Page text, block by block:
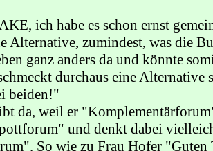
ich habe es schon ernst
Alternative, zumindest, was die
ganz anders da und könnte
durchaus eine Alternative
beiden!"
da, weil er
und denkt dabei
So wie zu Frau Hofer "Guten